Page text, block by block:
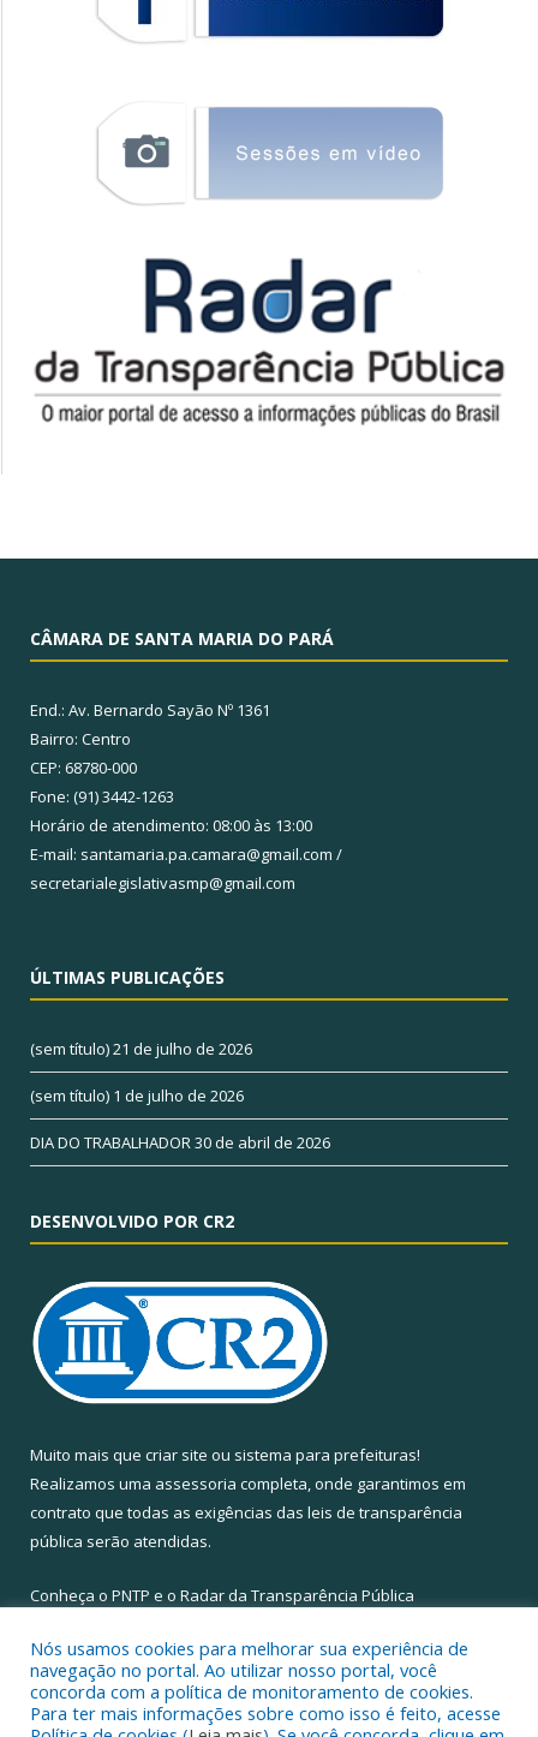
CÂMARA DE SANTA MARIA DO PARÁ
End.: Av. Bernardo Sayão Nº 1361
Bairro: Centro
CEP: 68780-000
Fone: (91) 3442-1263
Horário de atendimento: 08:00 às 13:00
E-mail: santamaria.pa.camara@gmail.com /
secretarialegislativasmp@gmail.com
ÚLTIMAS PUBLICAÇÕES
(sem título)21 de julho de 2026
(sem título) 1 de julho de 2026
DIA DO TRABALHADOR30 de abril de 2026
DESENVOLVIDO POR CR2
Muito mais que criar site ou sistema para prefeituras!
Realizamos uma assessoria completa, onde garantimos em
contrato que todas as exigências das leis de transparência
pública serão atendidas.
Conheça o PNTP e o Radar da Transparência Pública
Todos os direitos reservados a Câmara Municipal de Santa Maria
Nós usamos cookies para melhorar sua experiência de
navegação no portal. Ao utilizar nosso portal, você
concorda com a política de monitoramento de cookies.
Para ter mais informações sobre como isso é feito, acesse